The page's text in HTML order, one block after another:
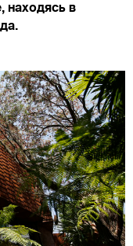
находясь в